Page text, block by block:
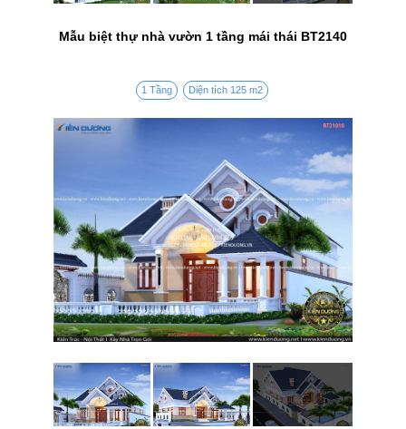
Mẫu biệt thự nhà vườn 1 tầng mái thái BT2140
1 Tầng Diện tích 125 m2